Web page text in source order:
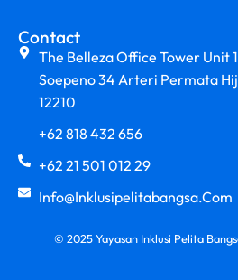
Contact
The Belleza Office Tower Unit
Soepeno 34 Arteri Permata
12210
+62 818 432 656
+62 21 501 012 29
Info@inklusipelitabangsa.com
© 2025 Yayasan Inklusi Pelita